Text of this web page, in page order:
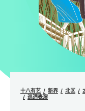
十八有艺 新界 北区
巡迴表演